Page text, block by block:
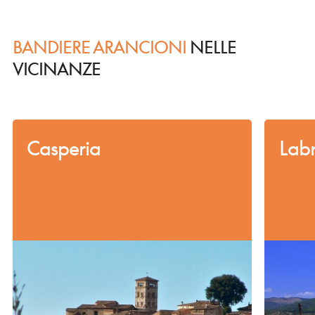
BANDIERE ARANCIONI NELLE
VICINANZE
Casperia